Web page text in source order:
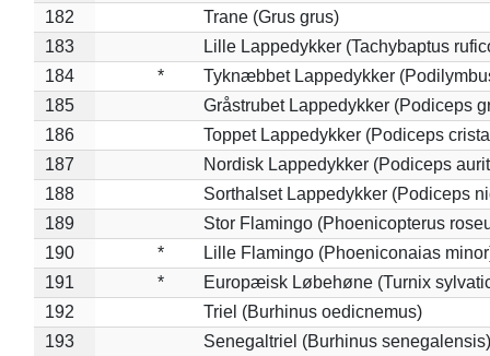
182
Trane (Grus grus)
183
Lille Lappedykker (Tachybaptus
184
*
Tyknæbbet Lappedykker
185
Gråstrubet Lappedykker (Podiceps
186
Toppet Lappedykker (Podiceps
187
Nordisk Lappedykker (Podiceps
188
Sorthalset Lappedykker (Podiceps
189
Stor Flamingo (Phoenicopterus
190
*
Lille Flamingo (Phoeniconaias
191
*
Europæisk Løbehøne (Turnix
192
Triel (Burhinus oedicnemus)
193
Senegaltriel (Burhinus senegalensis)